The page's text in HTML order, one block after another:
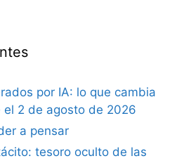
por IA: lo que cambia
el 2 de agosto de 2026
a pensar
tesoro oculto de las